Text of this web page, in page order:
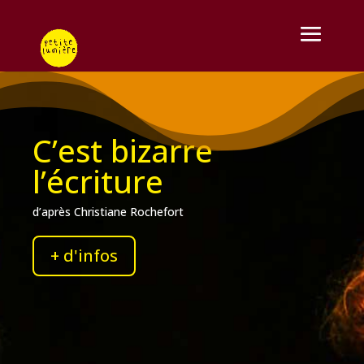
C’est bizarre
l’écriture
d’après Christiane Rochefort
+ d'infos